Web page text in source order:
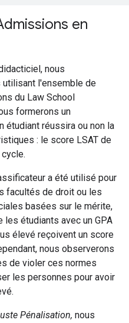
en
nous
utilisant l'ensemble de
du Law School
formerons un
étudiant réussira ou non la
: le score LSAT de
a été utilisé pour
facultés de droit ou les
basées sur le mérite,
les étudiants avec un GPA
élevé reçoivent un score
nous observerons
de violer ces normes
les personnes pour avoir
Pénalisation, nous